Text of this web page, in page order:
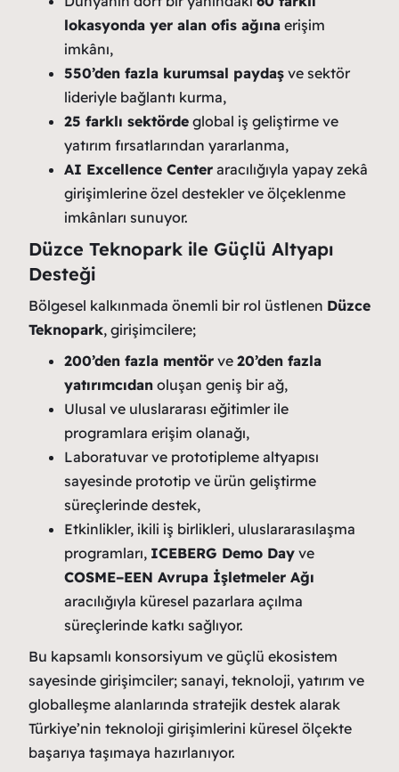
lokasyonda yer alan ofis ağına erişim
imkânı,
550’den fazla kurumsal paydaş ve sektör
lideriyle bağlantı kurma,
25 farklı sektörde global iş geliştirme ve
yatırım fırsatlarından yararlanma,
AI Excellence Center aracılığıyla yapay zekâ
girişimlerine özel destekler ve ölçeklenme
imkânları sunuyor.
Düzce Teknopark ile Güçlü Altyapı
Desteği
Bölgesel kalkınmada önemli bir rol üstlenen Düzce
Teknopark, girişimcilere;
200’den fazla mentör ve 20’den fazla
yatırımcıdan oluşan geniş bir ağ,
Ulusal ve uluslararası eğitimler ile
programlara erişim olanağı,
Laboratuvar ve prototipleme altyapısı
sayesinde prototip ve ürün geliştirme
süreçlerinde destek,
Etkinlikler, ikili iş birlikleri, uluslararasılaşma
programları, ICEBERG Demo Day ve
COSME–EEN Avrupa İşletmeler Ağı
aracılığıyla küresel pazarlara açılma
süreçlerinde katkı sağlıyor.
Bu kapsamlı konsorsiyum ve güçlü ekosistem
sayesinde girişimciler; sanayi, teknoloji, yatırım ve
globalleşme alanlarında stratejik destek alarak
Türkiye’nin teknoloji girişimlerini küresel ölçekte
başarıya taşımaya hazırlanıyor.